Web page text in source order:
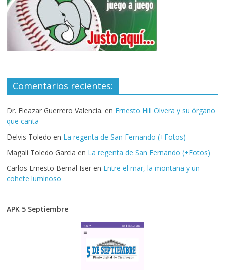
Comentarios recientes:
Dr. Eleazar Guerrero Valencia. en Ernesto Hill Olvera y su órgano
que canta
Delvis Toledo en La regenta de San Fernando (+Fotos)
Magali Toledo Garcia en La regenta de San Fernando (+Fotos)
Carlos Ernesto Bernal Iser en Entre el mar, la montaña y un
cohete luminoso
APK 5 Septiembre